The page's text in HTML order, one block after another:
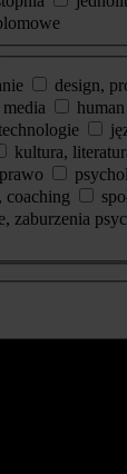
design,
kultura,
prawo
coaching
zaburzenia